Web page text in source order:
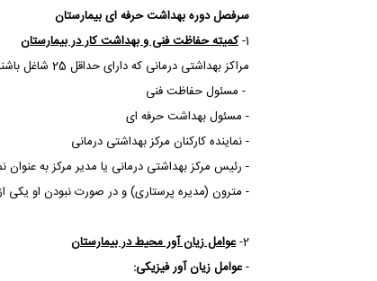
سرفصل دوره بهداشت حرفه ای بیمارستان
1- کمیته حفاظت فنی و بهداشت کار در بیمارستان
مراکز بهداشتی درمانی که دارای حداقل 25 شاغل باشند، رئیس یا مدیر مرکز بهداشتی درمانی مکلف است کمیته ای به نام کمیته حفاظت فنی و بهداشت کار با اعضاء ذیل تشکیل دهد:
- مسئول حفاظت فنی
- مسئول بهداشت حرفه ای
- نماینده کارکنان مرکز بهداشتی درمانی
- رئیس مرکز بهداشتی درمانی یا مدیر مرکز به عنوان
- مترون (مدیره پرستاری) و در صورت نبودن او یکی
2- عوامل زیان آور محیط در بیمارستان
-عوامل زیان آور فیزیکی: